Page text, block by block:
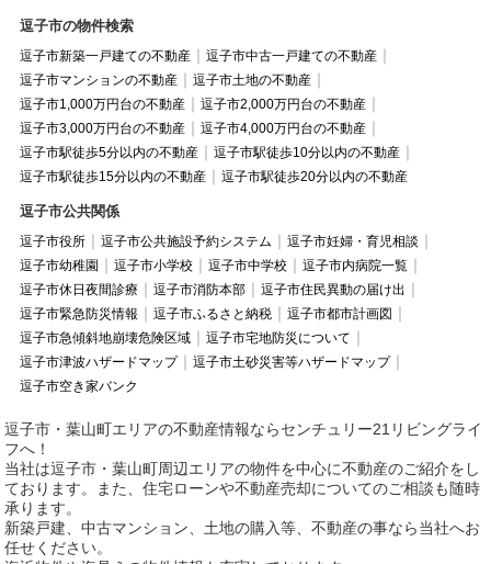
逗子市の物件検索
逗子市新築一戸建ての不動産
逗子市中古一戸建ての不動産
逗子市マンションの不動産
逗子市土地の不動産
逗子市1,000万円台の不動産
逗子市2,000万円台の不動産
逗子市3,000万円台の不動産
逗子市4,000万円台の不動産
逗子市駅徒歩5分以内の不動産
逗子市駅徒歩10分以内の不動産
逗子市駅徒歩15分以内の不動産
逗子市駅徒歩20分以内の不動産
逗子市公共関係
逗子市役所 逗子市公共施設予約システム
逗子市妊婦・育児相談
逗子市幼稚園
逗子市小学校 逗子市中学校
逗子市内病院一覧
逗子市休日夜間診療
逗子市消防本部
逗子市住民異動の届け出
逗子市緊急防災情報
逗子市ふるさと納税
逗子市都市計画図
逗子市急傾斜地崩壊危険区域
逗子市宅地防災について
逗子市津波ハザードマップ
逗子市土砂災害等ハザードマップ
逗子市空き家バンク
逗子市・葉山町エリアの不動産情報ならセンチュリー21リビングライ
フへ！
当社は逗子市・葉山町周辺エリアの物件を中心に不動産のご紹介をし
ております。また、住宅ローンや不動産売却についてのご相談も随時
承ります。
新築戸建、中古マンション、土地の購入等、不動産の事なら当社へお
任せください。